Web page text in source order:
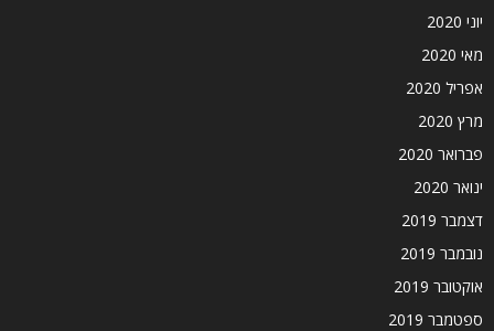
יוני 2020
מאי 2020
אפריל 2020
מרץ 2020
פברואר 2020
ינואר 2020
דצמבר 2019
נובמבר 2019
אוקטובר 2019
ספטמבר 2019